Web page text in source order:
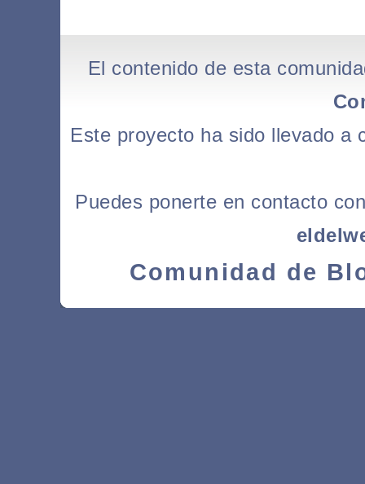
El contenido de esta
Este proyecto ha sido llevado
Puedes ponerte en contacto
Comunidad de